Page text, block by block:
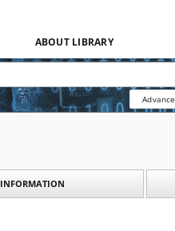
ABOUT LIBRARY
INFORMATION